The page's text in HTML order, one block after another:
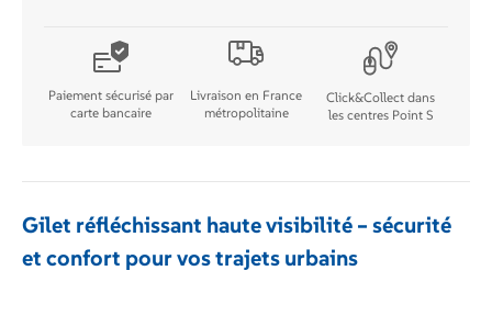
Taille
M
Paiement sécurisé par
carte bancaire
Livraison en France
métropolitaine
Click&Collect dans
les centres Point S
Gilet réfléchissant haute visibilité – sécurité
et confort pour vos trajets urbains